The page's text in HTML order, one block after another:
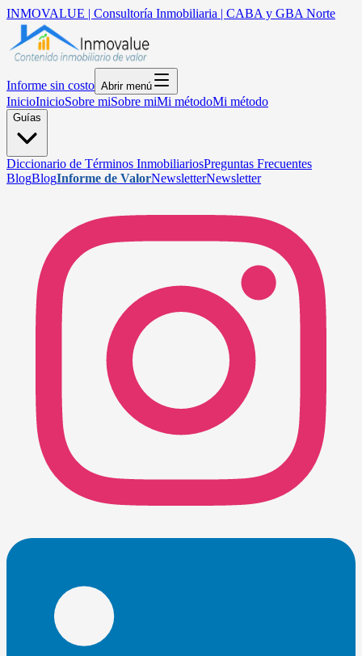
INMOVALUE | Consultoría Inmobiliaria | CABA y GBA Norte
Informe sin costo Abrir menú
InicioInicioSobre miSobre miMi métodoMi método
Guías
Diccionario de Términos InmobiliariosPreguntas Frecuentes
BlogBlogInforme de ValorNewsletterNewsletter